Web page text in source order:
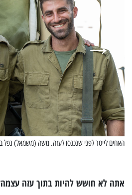
האחים לייטר לפני שנכנסו לעזה. משה (משמאל) נפל
אתה לא חושש להיות בתוך עזה